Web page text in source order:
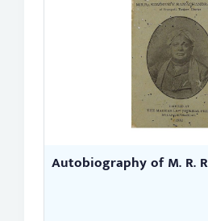
Autobiography of M. R.